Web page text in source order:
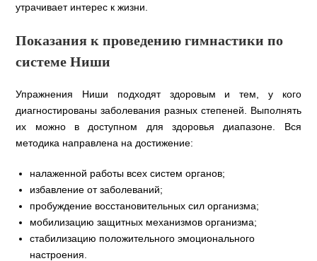
утрачивает интерес к жизни.
Показания к проведению гимнастики по
системе Ниши
Упражнения Ниши подходят здоровым и тем, у кого
диагностированы заболевания разных степеней. Выполнять
их можно в доступном для здоровья диапазоне. Вся
методика направлена на достижение:
налаженной работы всех систем органов;
избавление от заболеваний;
пробуждение восстановительных сил организма;
мобилизацию защитных механизмов организма;
стабилизацию положительного эмоционального
настроения.